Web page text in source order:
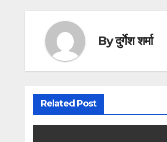
Byदुर्गेश शर्मा
Related Post